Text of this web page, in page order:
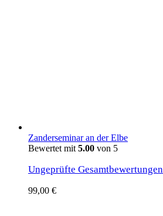
Zanderseminar an der Elbe
Bewertet mit 5.00 von 5
Ungeprüfte Gesamtbewertungen
99,00 €